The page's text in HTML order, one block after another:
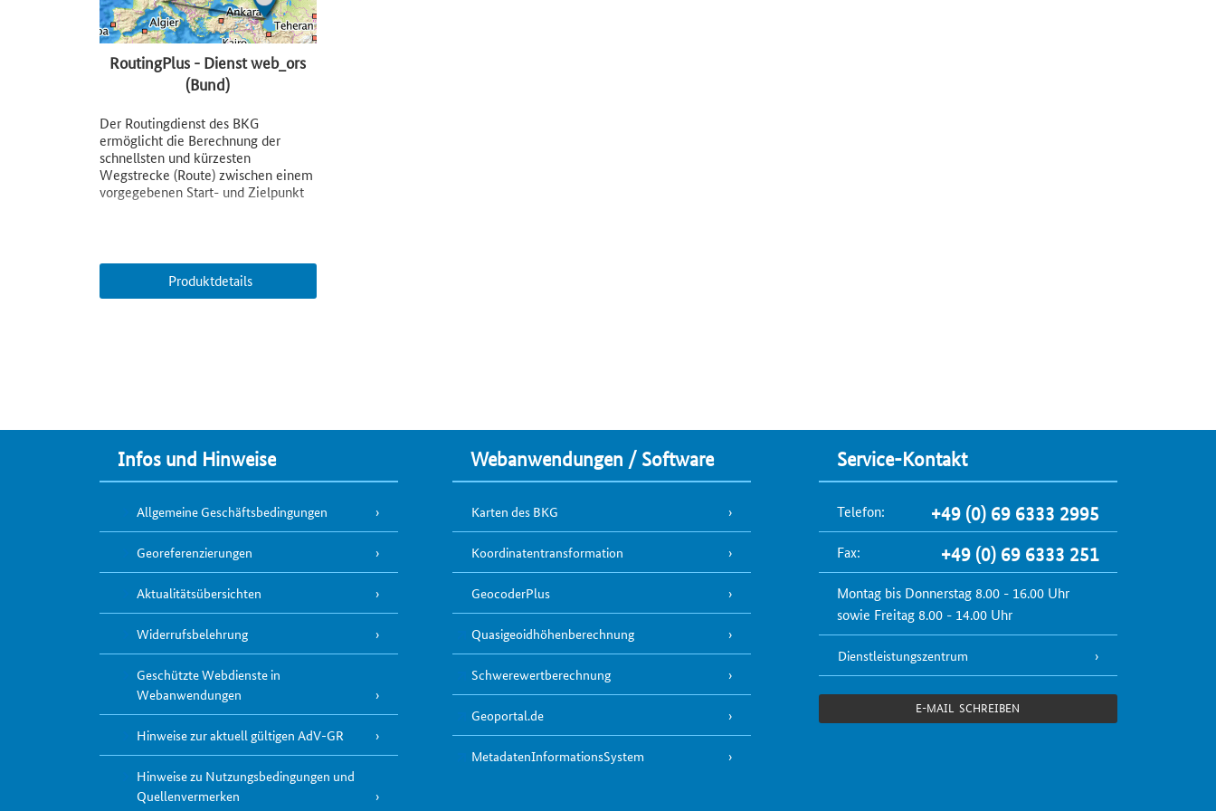
RoutingPlus - Dienst web_ors
(Bund)
Der Routingdienst des BKG
ermöglicht die Berechnung der
schnellsten und kürzesten
Wegstrecke (Route) zwischen einem
vorgegebenen Start- und Zielpunkt
Produktdetails
Infos und Hinweise
Allgemeine Geschäftsbedingungen
Georeferenzierungen
Aktualitätsübersichten
Widerrufsbelehrung
Geschützte Webdienste in
Webanwendungen
Hinweise zur aktuell gültigen AdV-GR
Hinweise zu Nutzungsbedingungen und
Quellenvermerken
Webanwendungen / Software
Karten des BKG
Koordinatentransformation
GeocoderPlus
Quasigeoidhöhenberechnung
Schwerewertberechnung
Geoportal.de
MetadatenInformationsSystem
Service-Kontakt
Telefon: +49 (0) 69 6333 2995
Fax: +49 (0) 69 6333 251
Montag bis Donnerstag 8.00 - 16.00 Uhr
sowie Freitag 8.00 - 14.00 Uhr
Dienstleistungszentrum
E-MAIL SCHREIBEN